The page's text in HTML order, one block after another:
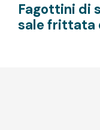
Fagottini di
sale frittata